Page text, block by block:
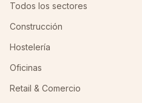
Todos los sectores
Construcción
Hostelería
Oficinas
Retail & Comercio